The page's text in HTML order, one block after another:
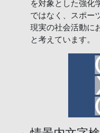
を対象とした強化
ではなく、スポー
現実の社会活動に
と考えています。